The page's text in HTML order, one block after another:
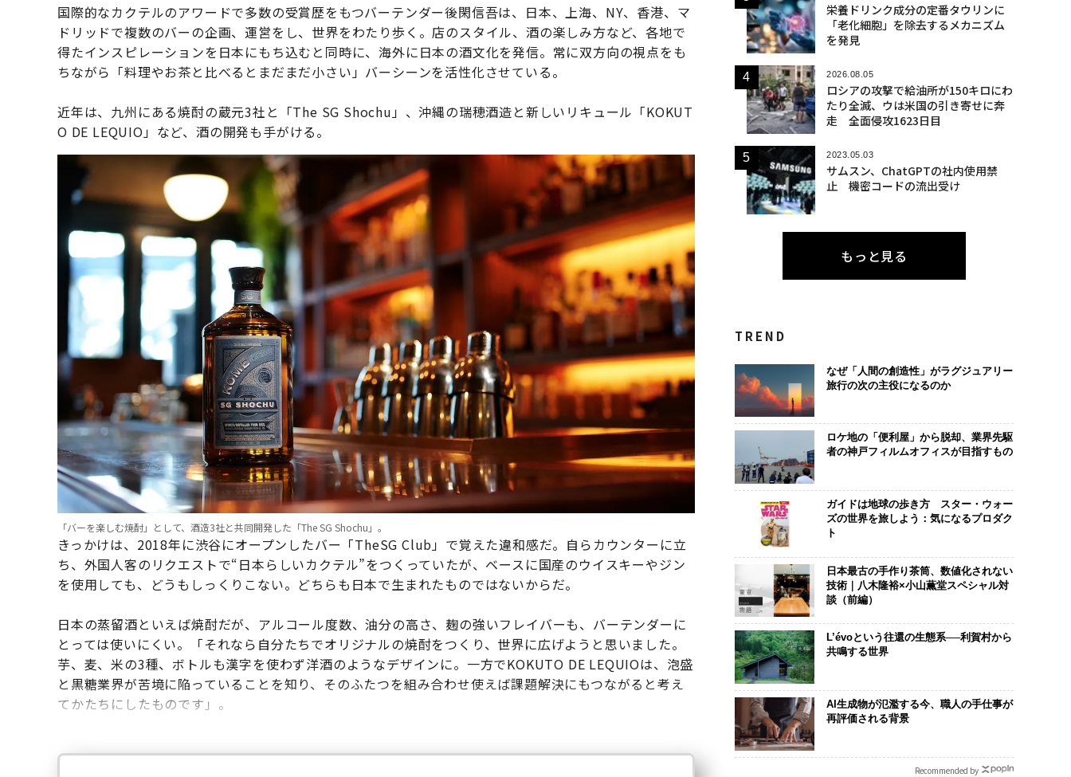
国際的なカクテルのアワードで多数の受賞歴をもつバーテンダー後閑信吾は、日本、上海、NY、香港、マ
ドリッドで複数のバーの企画、運営をし、世界をわたり歩く。店のスタイル、酒の楽しみ方など、各地で
得たインスピレーションを日本にもち込むと同時に、海外に日本の酒文化を発信。常に双方向の視点をも
ちながら「料理やお茶と比べるとまだまだ小さい」バーシーンを活性化させている。
近年は、九州にある焼酎の蔵元3社と「The SG Shochu」、沖縄の瑞穂酒造と新しいリキュール「KOKUT
O DE LEQUIO」など、酒の開発も手がける。
「バーを楽しむ焼酎」として、酒造3社と共同開発した「The SG Shochu」。
きっかけは、2018年に渋谷にオープンしたバー「TheSG Club」で覚えた違和感だ。自らカウンターに立
ち、外国人客のリクエストで“日本らしいカクテル”をつくっていたが、ベースに国産のウイスキーやジン
を使用しても、どうもしっくりこない。どちらも日本で生まれたものではないからだ。
日本の蒸留酒といえば焼酎だが、アルコール度数、油分の高さ、麹の強いフレイバーも、バーテンダーに
とっては使いにくい。「それなら自分たちでオリジナルの焼酎をつくり、世界に広げようと思いました。
芋、麦、米の3種、ボトルも漢字を使わず洋酒のようなデザインに。一方でKOKUTO DE LEQUIOは、泡盛
と黒糖業界が苦境に陥っていることを知り、そのふたつを組み合わせ使えば課題解決にもつながると考え
てかたちにしたものです」。
栄養ドリンク成分の定番タウリンに
「老化細胞」を除去するメカニズム
を発見
2026.08.05
ロシアの攻撃で給油所が150キロにわ
たり全滅、ウは米国の引き寄せに奔
走 全面侵攻1623日目
2023.05.03
サムスン、ChatGPTの社内使用禁
止 機密コードの流出受け
もっと見る
TREND
なぜ「人間の創造性」がラグジュアリー
旅行の次の主役になるのか
ロケ地の「便利屋」から脱却、業界先駆
者の神戸フィルムオフィスが目指すもの
ガイドは地球の歩き方 スター・ウォー
ズの世界を旅しよう：気になるプロダク
ト
日本最古の手作り茶筒、数値化されない
技術｜八木隆裕×小山薫堂スペシャル対
談（前編）
L’évoという往還の生態系──利賀村から
共鳴する世界
AI生成物が氾濫する今、職人の手仕事が
再評価される背景
Recommended by